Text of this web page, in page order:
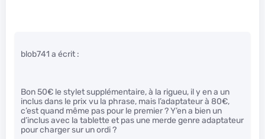
blob741 a écrit :
Bon 50€ le stylet supplémentaire, à la rigueu, il y en a un
inclus dans le prix vu la phrase, mais l’adaptateur à 80€,
c’est quand même pas pour le premier ? Y’en a bien un
d’inclus avec la tablette et pas une merde genre adaptateur
pour charger sur un ordi ?